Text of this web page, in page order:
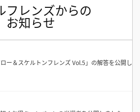
フレンズからの
お知らせ
ロー＆スケルトンフレンズ Vol.5」の解答を公開し